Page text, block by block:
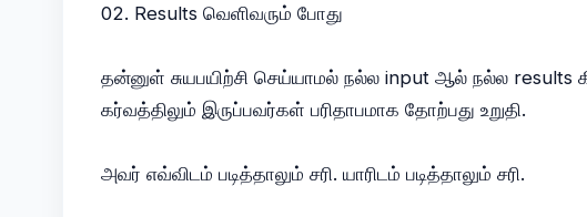
02. Results வெளிவரும் போது
தன்னுள் சுயபயிற்சி செய்யாமல் நல்ல input ஆல் நல்ல results
கர்வத்திலும் இருப்பவர்கள் பரிதாபமாக தோற்பது உறுதி.
அவர் எவ்விடம் படித்தாலும் சரி. யாரிடம் படித்தாலும் சரி.